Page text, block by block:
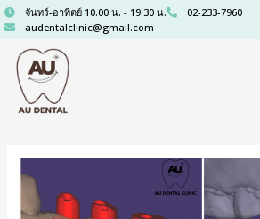
จันทร์-อาทิตย์ 10.00 น. - 19.30 น.
02-233-7960
audentalclinic@gmail.com